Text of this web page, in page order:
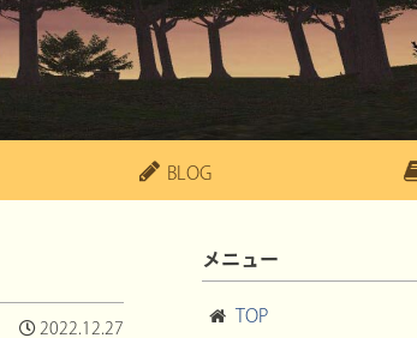
BLOG
2022.12.27
メニュー
TOP